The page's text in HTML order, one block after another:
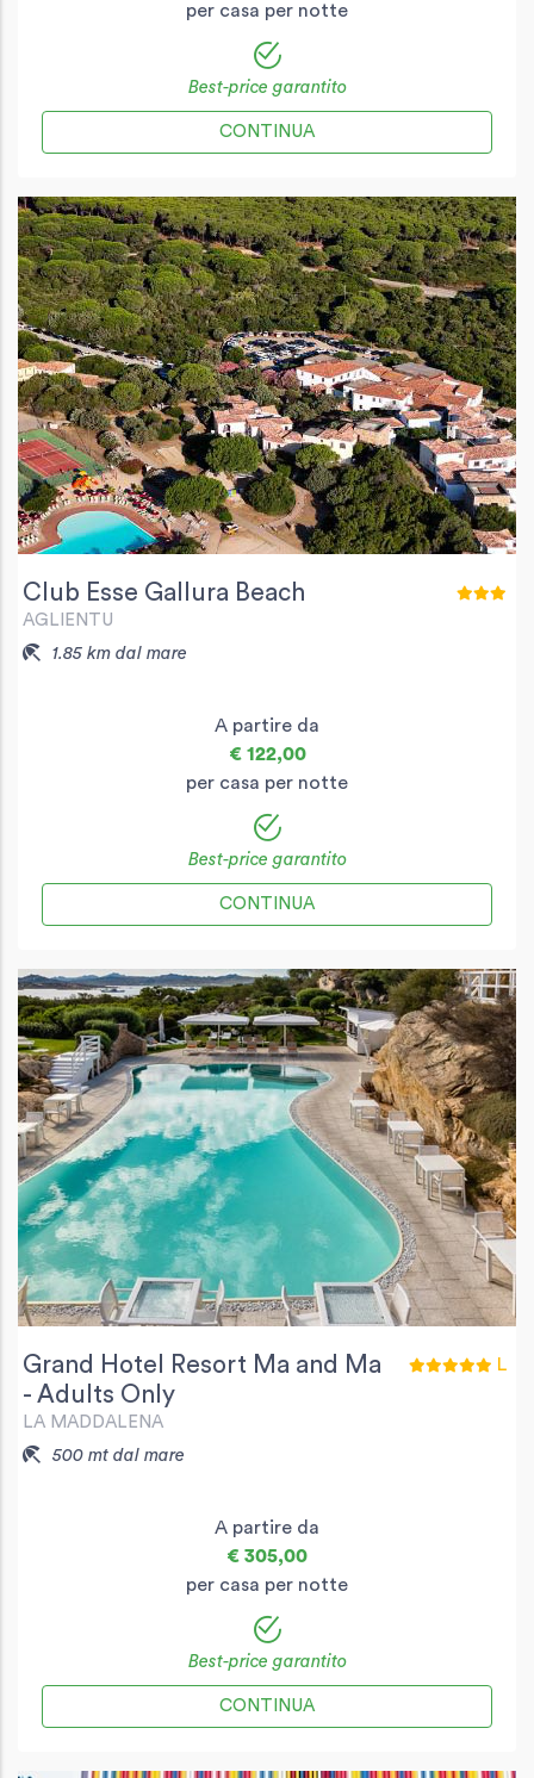
per casa per notte
Best-price garantito
CONTINUA
Club Esse Gallura Beach
AGLIENTU
1.85 km dal mare
A partire da
€ 122,00
per casa per notte
Best-price garantito
CONTINUA
Grand Hotel Resort Ma and Ma
- Adults Only
LA MADDALENA
500 mt dal mare
L
A partire da
€ 305,00
per casa per notte
Best-price garantito
CONTINUA